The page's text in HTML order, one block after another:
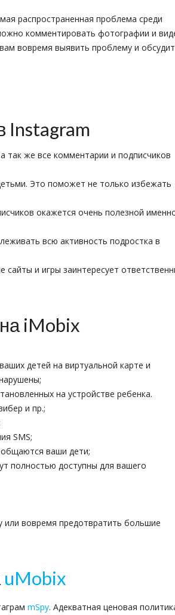
распространенная проблема среди
комментировать фотографии и
вовремя выявить проблему и
Instagram
же все комментарии и подписчиков
Это поможет не только избежать
окажется очень полезной
всю активность подростка в
и игры заинтересует
iMobix
детей на виртуальной карте и
на устройстве ребенка.
и пр.;
SMS;
общаются ваши дети;
полностью доступны для вашего
вовремя предотвратить большие
uMobix
mSpy. Адекватная ценовая